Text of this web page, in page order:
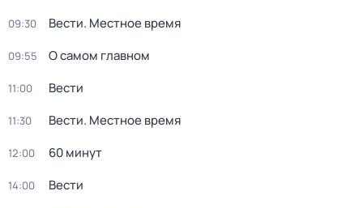
09:30 Вести. Местное время
09:55 О самом главном
11:00 Вести
11:30 Вести. Местное время
12:00 60 минут
14:00 Вести